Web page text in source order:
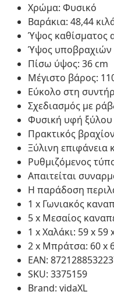
Χρώμα: Φυσικό
Βαράκια: 48,44
Ύψος καθίσματος
Ύψος υποβραχιών
Πίσω ύψος: 36 cm
Μέγιστο βάρος:
Εύκολο στη
Σχεδιασμός με
Φυσική υφή ξύλου
Πρακτικός
Ξύλινη επιφάνεια
Ρυθμιζόμενος
Απαιτείται
Η παράδοση
1 x Γωνιακός
5 x Μεσαίος
1 x Χαλάκι: 59 x
2 x Μπράτσα: 60 x
EAN:
SKU: 3375159
Brand: vidaXL